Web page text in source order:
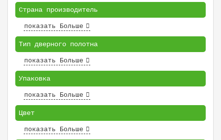
Страна производитель
показать Больше
Тип дверного полотна
показать Больше
Упаковка
показать Больше
Цвет
показать Больше